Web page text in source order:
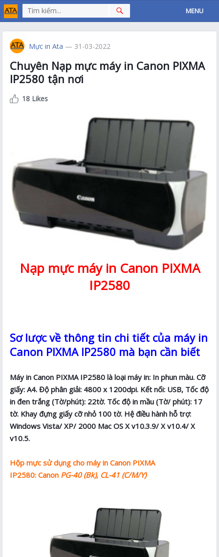
MENU
Mực in Ata — 31-03-2022
Chuyên Nạp mực máy in Canon PIXMA
IP2580 tận nơi
18 Likes
Nạp mực máy in Canon PIXMA
IP2580
Sơ lược về thông tin chi tiết của máy in
Canon PIXMA IP2580 mà bạn cần biết
Máy in Canon PIXMA IP2580 là loại máy in: In phun màu. Cỡ
giấy: A4. Độ phân giải: 4800 x 1200dpi. Kết nối: USB, Tốc độ
in đen trắng (Tờ/phút): 22tờ. Tốc độ in mầu (Tờ/ phút): 17
tờ. Khay đựng giấy cỡ nhỏ 100 tờ. Hệ điều hành hỗ trợ:
Windows Vista/ XP/ 2000 Mac OS X v10.3.9/ X v10.4/ X
v10.5.
Hộp mực sử dụng cho máy in Canon PIXMA
IP2580: Canon PG-40 (Bk), CL-41 (C/M/Y)